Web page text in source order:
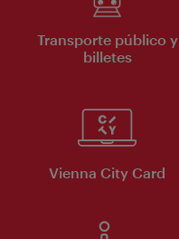
Transporte público y
billetes
Vienna City Card